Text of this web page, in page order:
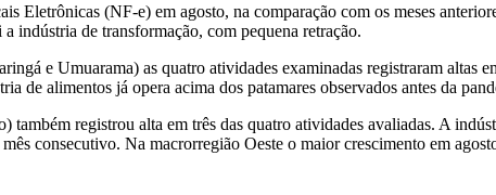
Eletrônicas (NF-e) em agosto, na comparação com os meses
indústria de transformação, com pequena retração.
e Umuarama) as quatro atividades examinadas registraram
de alimentos já opera acima dos patamares observados antes da
registrou alta em três das quatro atividades avaliadas. A
consecutivo. Na macrorregião Oeste o maior crescimento em